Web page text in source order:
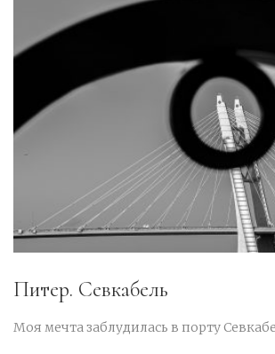
Питер. Севкабель
Моя мечта заблудилась в порту